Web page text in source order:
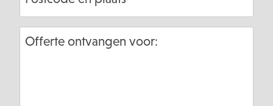
en
plaats
Offerte